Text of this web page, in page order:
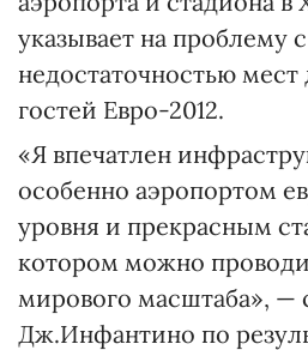
указывает на проблему с
недостаточностью
гостей Евро-2012.
«Я впечатлен
особенно аэропортом
уровня и прекрасным
котором можно
мирового масштаба», —
Дж.Инфантино по